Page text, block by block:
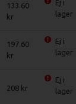
133.60
Ej i
lager
197.60
Ej i
lager
208
Ej i
lager